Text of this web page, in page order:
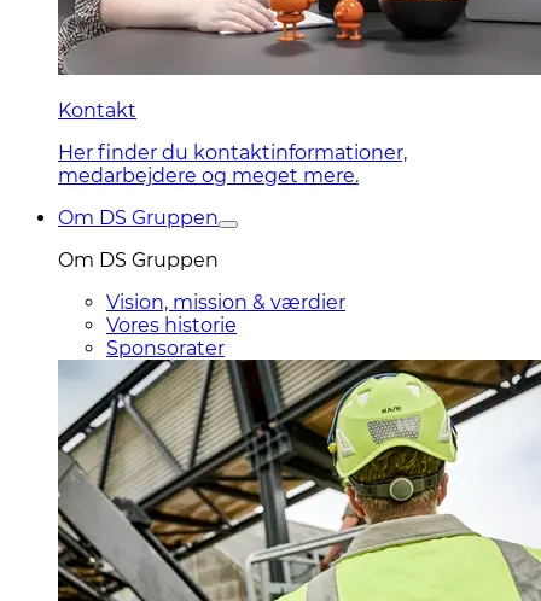
Kontakt
Her finder du kontaktinformationer,
medarbejdere og meget mere.
Om DS Gruppen
Om DS Gruppen
Vision, mission & værdier
Vores historie
Sponsorater